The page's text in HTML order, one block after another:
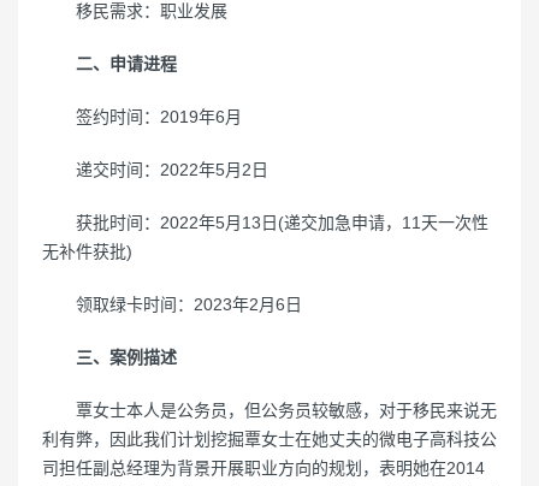
移民需求：职业发展
二、申请进程
签约时间：2019年6月
递交时间：2022年5月2日
获批时间：2022年5月13日(递交加急申请，11天一次性
无补件获批)
领取绿卡时间：2023年2月6日
三、案例描述
覃女士本人是公务员，但公务员较敏感，对于移民来说无
利有弊，因此我们计划挖掘覃女士在她丈夫的微电子高科技公
司担任副总经理为背景开展职业方向的规划，表明她在2014